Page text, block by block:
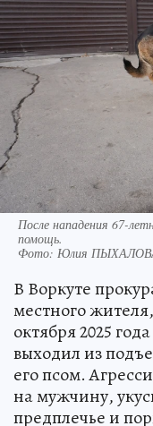
После нападения 67-
помощь.
Фото: Юлия
В Воркуте
местного
октября 2025
выходил из
его псом.
на мужчину,
предплечье и